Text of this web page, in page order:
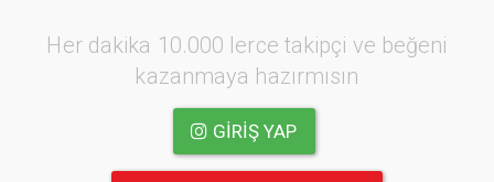
Her dakika 10.000 lerce takipçi ve beğeni
kazanmaya hazırmısın
GIRIŞ YAP